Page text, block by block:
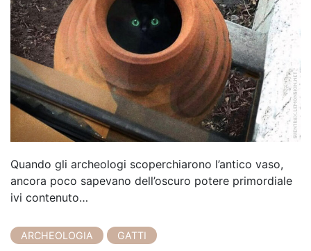
Quando gli archeologi scoperchiarono l’antico vaso,
ancora poco sapevano dell’oscuro potere primordiale
ivi contenuto…
ARCHEOLOGIA GATTI